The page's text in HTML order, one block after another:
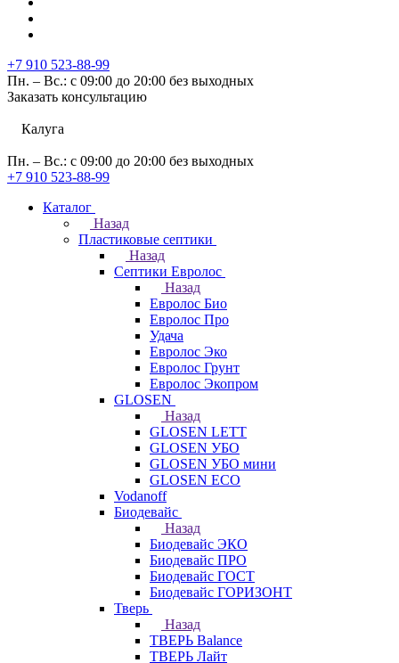
+7 910 523-88-99
Пн. – Вс.: с 09:00 до 20:00 без выходных
Заказать консультацию
Калуга
Пн. – Вс.: с 09:00 до 20:00 без выходных
+7 910 523-88-99
Каталог
Назад
Пластиковые септики
Назад
Септики Евролос
Назад
Евролос Био
Евролос Про
Удача
Евролос Эко
Евролос Грунт
Евролос Экопром
GLOSEN
Назад
GLOSEN LETT
GLOSEN УБО
GLOSEN УБО мини
GLOSEN ECO
Vodanoff
Биодевайс
Назад
Биодевайс ЭКО
Биодевайс ПРО
Биодевайс ГОСТ
Биодевайс ГОРИЗОНТ
Тверь
Назад
ТВЕРЬ Balance
ТВЕРЬ Лайт